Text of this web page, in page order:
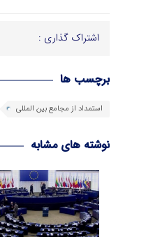
اشتراک گذاری :
برچسب ها
استمداد از مجامع بین المللی
نوشته های مشابه